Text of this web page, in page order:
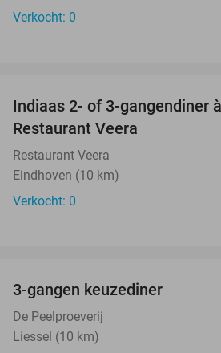
Verkocht: 0
TODAY
Indiaas 2- of 3-gangendiner
Restaurant Veera
Restaurant Veera
Eindhoven (10 km)
Verkocht: 0
3-gangen keuzediner
De Peelproeverij
Liessel (10 km)